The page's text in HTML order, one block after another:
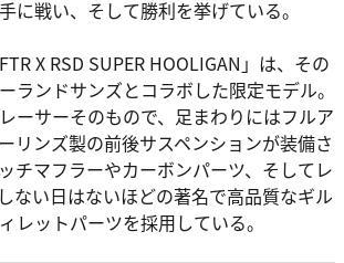
に戦い、そして勝利を挙げている。
X RSD SUPER HOOLIGAN」は、その
ランドサンズとコラボした限定モデル。
ーサーそのもので、足まわりにはフルア
リンズ製の前後サスペンションが装備さ
チマフラーやカーボンパーツ、そしてレ
ない日はないほどの著名で高品質なギル
レットパーツを採用している。